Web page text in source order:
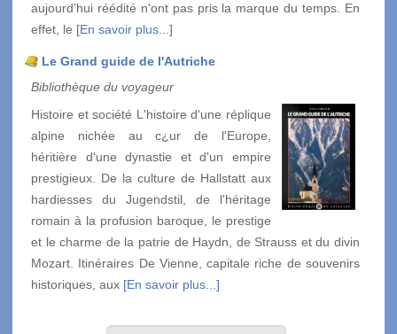
aujourd’hui réédité n'ont pas pris la marque du temps. En
effet, le [En savoir plus...]
Le Grand guide de l'Autriche
Bibliothèque du voyageur
Histoire et société L'histoire d'une réplique
alpine nichée au c¿ur de l'Europe,
héritière d'une dynastie et d'un empire
prestigieux. De la culture de Hallstatt aux
hardiesses du Jugendstil, de l'héritage
romain à la profusion baroque, le prestige
et le charme de la patrie de Haydn, de Strauss et du divin
Mozart. Itinéraires De Vienne, capitale riche de souvenirs
historiques, aux [En savoir plus...]